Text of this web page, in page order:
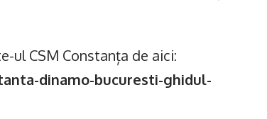
ul CSM Constanța de aici:
dinamo-bucuresti-ghidul-